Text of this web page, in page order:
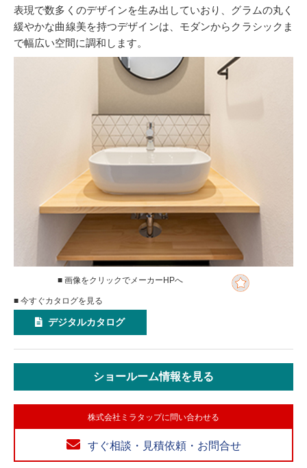
表現で数多くのデザインを生み出していおり、グラムの丸く
緩やかな曲線美を持つデザインは、モダンからクラシックま
で幅広い空間に調和します。
■ 画像をクリックでメーカーHPへ
■ 今すぐカタログを見る
デジタルカタログ
ショールーム情報を見る
株式会社ミラタップに問い合わせる
すぐ相談・見積依頼・お問合せ